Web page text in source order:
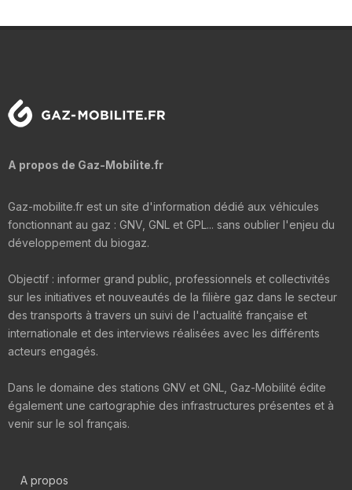
A propos de Gaz-Mobilite.fr
Gaz-mobilite.fr est un site d'information dédié aux véhicules
fonctionnant au gaz : GNV, GNL et GPL... sans oublier l'enjeu du
développement du biogaz.
Objectif : informer grand public, professionnels et collectivités
sur les initiatives et nouveautés de la filière gaz dans le secteur
des transports à travers un suivi de l'actualité française et
internationale et des interviews réalisées avec les différents
acteurs engagés.
Dans le domaine des stations GNV et GNL, Gaz-Mobilité édite
également une cartographie des infrastructures présentes et à
venir sur le sol français.
A propos